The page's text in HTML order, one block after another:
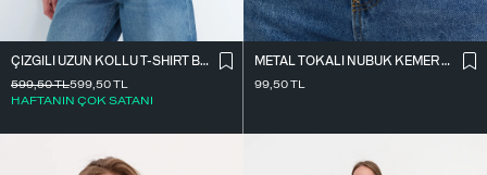
ÇIZGILI UZUN KOLLU T-SHIRT B10644
599,50TL
HAFTANIN ÇOK SATANI
599,50TL
METAL TOKALI NUBUK KEMER K2004-1
99,50TL